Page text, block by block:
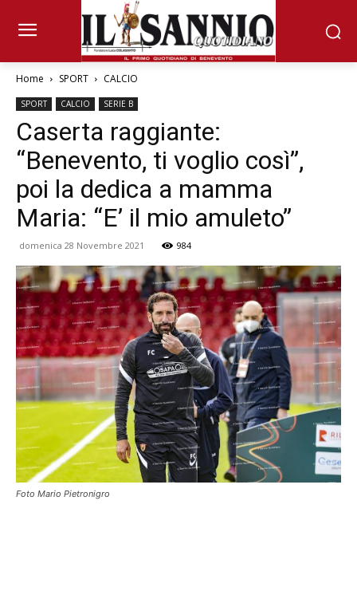
Home SPORT CALCIO
SPORT CALCIO SERIE B
Caserta raggiante:
“Benevento, ti voglio così”,
poi la dedica a mamma
Maria: “E’ il mio amuleto”
domenica 28 Novembre 2021 984
Foto Mario Pietronigro